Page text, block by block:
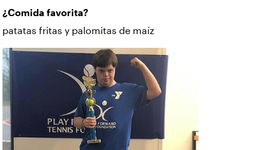
¿Comida favorita?
patatas fritas y palomitas de maíz